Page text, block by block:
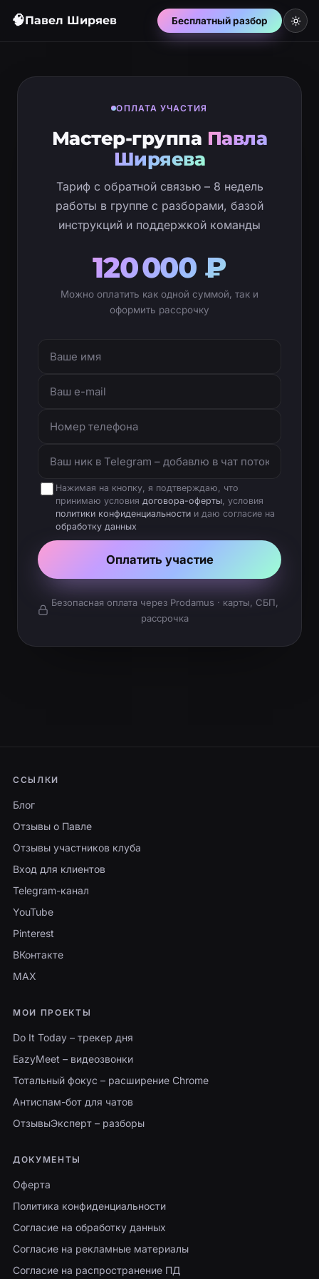
🧠Павел Ширяев Бесплатный разбор
ОПЛАТА УЧАСТИЯ
Мастер-группа Павла
Ширяева
Тариф с обратной связью – 8 недель
работы в группе с разборами, базой
инструкций и поддержкой команды
120 000 ₽
Можно оплатить как одной суммой, так и
оформить рассрочку
Нажимая на кнопку, я подтверждаю, что
принимаю условия договора-оферты , условия
политики конфиденциальности и даю согласие на
обработку данных
Оплатить участие
Безопасная оплата через Prodamus · карты, СБП,
рассрочка
ССЫЛКИ
Блог
Отзывы о Павле
Отзывы участников клуба
Вход для клиентов
Telegram-канал
YouTube
Pinterest
ВКонтакте
MAX
МОИ ПРОЕКТЫ
Do It Today – трекер дня
EazyMeet – видеозвонки
Тотальный фокус – расширение Chrome
Антиспам-бот для чатов
ОтзывыЭксперт – разборы
ДОКУМЕНТЫ
Оферта
Политика конфиденциальности
Согласие на обработку данных
Согласие на рекламные материалы
Согласие на распространение ПД